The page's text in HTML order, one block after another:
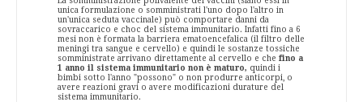
unica formulazione o somministrati l'uno dopo l'altro in
un'unica seduta vaccinale) può comportare danni da
sovraccarico e choc del sistema immunitario. Infatti fino a 6
mesi non è formata la barriera ematoencefalica (il filtro delle
meningi tra sangue e cervello) e quindi le sostanze tossiche
somministrate arrivano direttamente al cervello e che fino a
1 anno il sistema immunitario non è maturo, quindi i
bimbi sotto l'anno "possono" o non produrre anticorpi, o
avere reazioni gravi o avere modificazioni durature del
sistema immunitario.